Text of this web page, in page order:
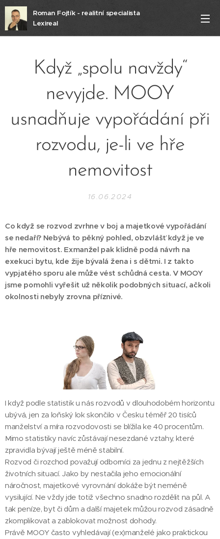
Roman Fojtík - realitní specialista
Lexireal
Když „spolu navždy“
nevyjde. MOOY
usnadňuje vypořádání při
rozvodu, je-li ve hře
nemovitost
16.06.2024
Co když se rozvod zvrhne v boj a majetkové vypořádání
se nedaří? Nebývá to pěkný pohled, obzvlášť když je ve
hře nemovitost. Exmanžel pak klidně podá návrh na
exekuci bytu, kde žije bývalá žena i s dětmi. I z takto
vypjatého sporu ale může vést schůdná cesta. V MOOY
jsme pomohli vyřešit už několik podobných situací, ačkoli
okolnosti nebyly zrovna příznivé.
I když podle statistik u nás rozvodů v dlouhodobém horizontu
ubývá, jen za loňský lok skončilo v Česku téměř 20 tisíců
manželství a míra rozvodovosti se blížila ke 40 procentům.
Mimo statistiky navíc zůstávají nesezdané vztahy, které
zpravidla bývají ještě méně stabilní.
Rozvod či rozchod považují odborníci za jednu z nejtěžších
životních situací. Jako by nestačila jeho emocionální
náročnost, majetkové vyrovnání dokáže být neméně
vysilující. Ne vždy jde totiž všechno snadno rozdělit na půl. A
tak peníze, byt či dům a další majetek můžou rozvod zásadně
zkomplikovat a zablokovat možnost dohody.
Právě MOOY často vyhledávají (ex)manželé jako praktickou